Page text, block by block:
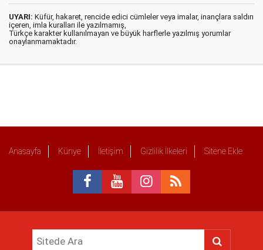
UYARI: Küfür, hakaret, rencide edici cümleler veya imalar, inançlara saldırı
içeren, imla kuralları ile yazılmamış,
Türkçe karakter kullanılmayan ve büyük harflerle yazılmış yorumlar
onaylanmamaktadır.
Anasayfa Künye İletişim Gizlilik İlkeleri Sitene Ekle